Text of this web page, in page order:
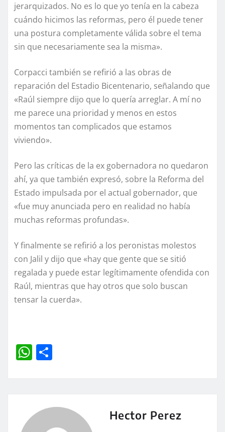
jerarquizados. No es lo que yo tenía en la cabeza
cuándo hicimos las reformas, pero él puede tener
una postura completamente válida sobre el tema
sin que necesariamente sea la misma».
Corpacci también se refirió a las obras de
reparación del Estadio Bicentenario, señalando que
«Raúl siempre dijo que lo quería arreglar. A mí no
me parece una prioridad y menos en estos
momentos tan complicados que estamos
viviendo».
Pero las críticas de la ex gobernadora no quedaron
ahí, ya que también expresó, sobre la Reforma del
Estado impulsada por el actual gobernador, que
«fue muy anunciada pero en realidad no había
muchas reformas profundas».
Y finalmente se refirió a los peronistas molestos
con Jalil y dijo que «hay que gente que se sitió
regalada y puede estar legítimamente ofendida con
Raúl, mientras que hay otros que solo buscan
tensar la cuerda».
W
A Hector Perez